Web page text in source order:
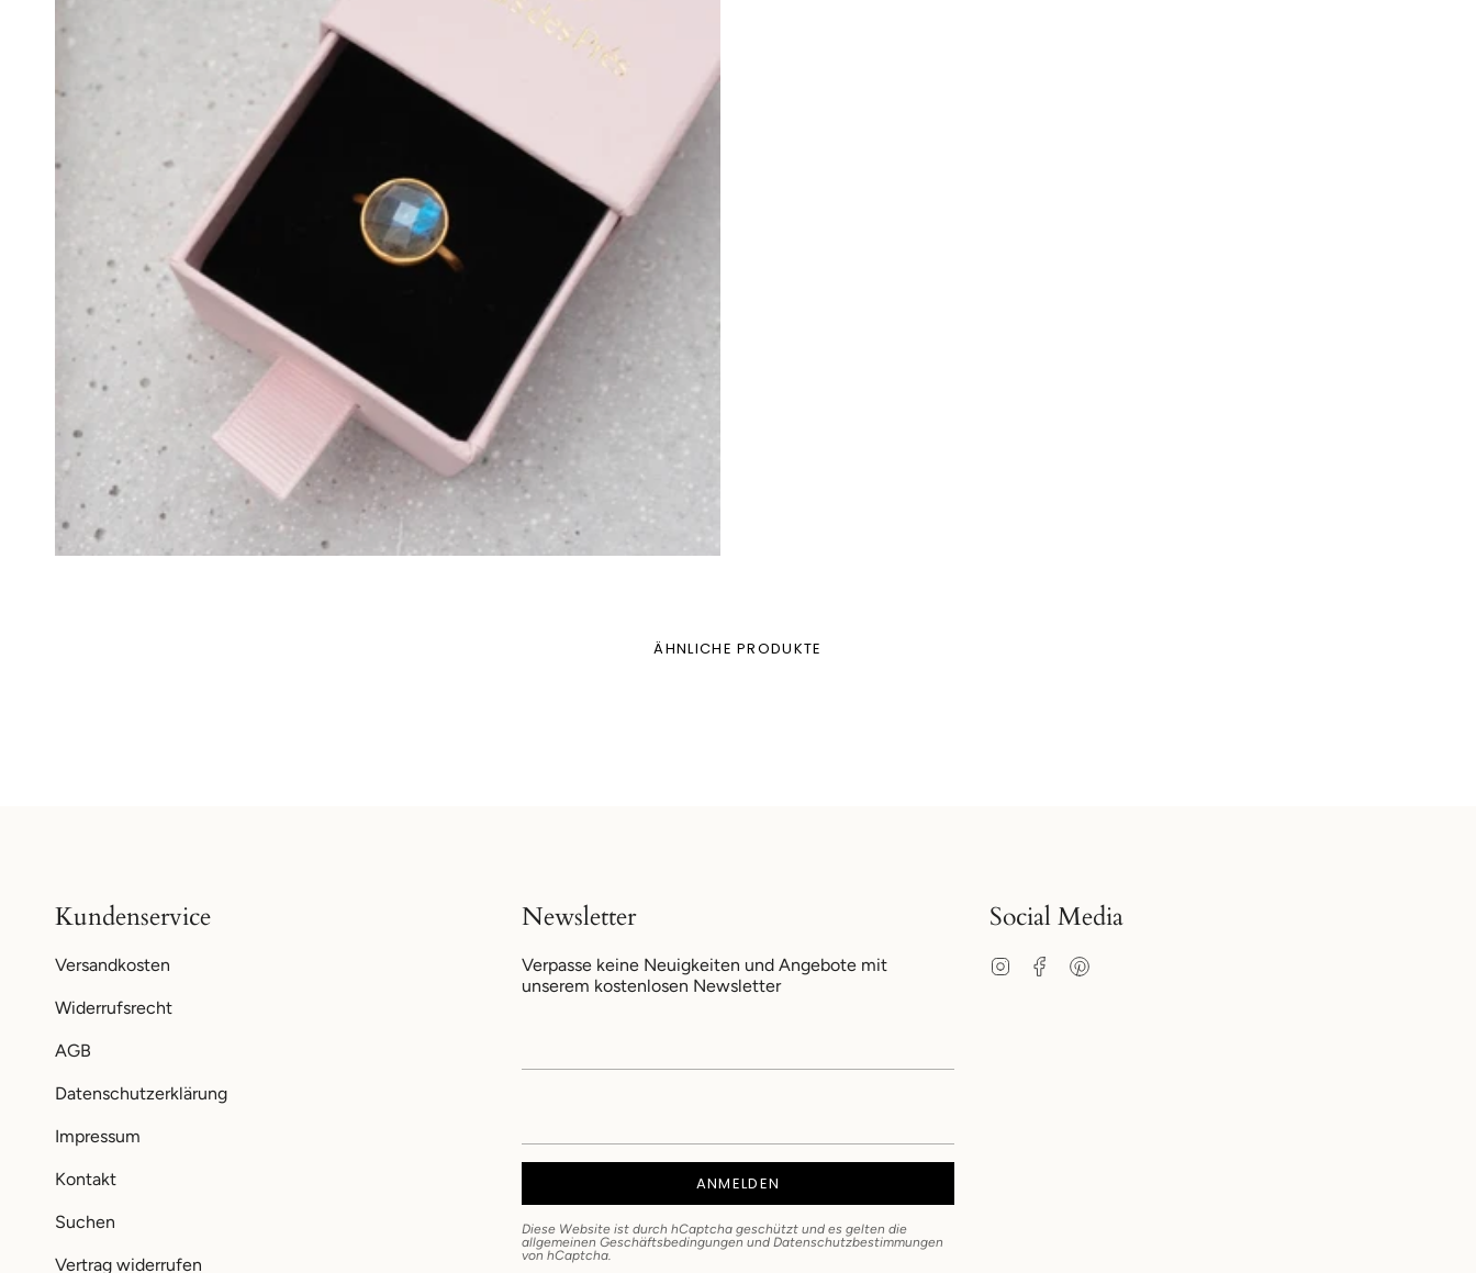
ÄHNLICHE PRODUKTE
Kundenservice
Versandkosten
Widerrufsrecht
AGB
Datenschutzerklärung
Impressum
Kontakt
Suchen
Vertrag widerrufen
Newsletter
Verpasse keine Neuigkeiten und Angebote mit
unserem kostenlosen Newsletter
ANMELDEN
Diese Website ist durch hCaptcha geschützt und es gelten die
allgemeinen Geschäftsbedingungen undDatenschutzbestimmungen
von hCaptcha.
Social Media
InstagramFacebookPinterest